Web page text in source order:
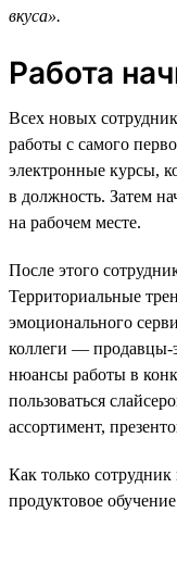
вкуса».
Работа
Всех новых
работы с самого
электронные курсы,
в должность. Затем
на рабочем месте.
После этого
Территориальные
эмоционального
коллеги — продавцы-
нюансы работы в
пользоваться
ассортимент,
Как только сотрудник
продуктовое